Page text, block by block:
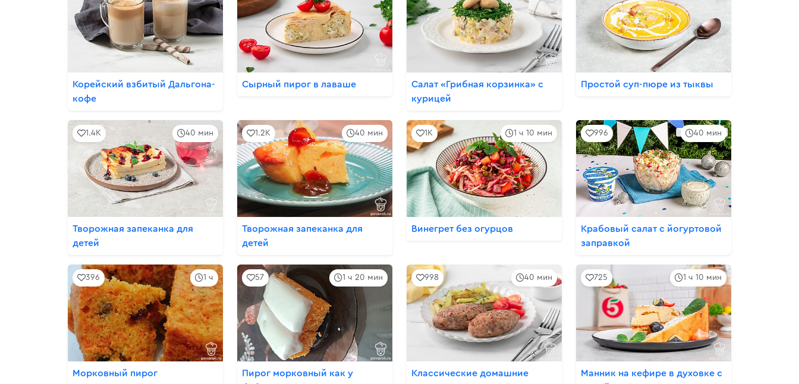
Корейский взбитый Дальгона-
кофе
Сырный пирог в лаваше
Салат «Грибная корзинка» с
курицей
Простой суп-пюре из тыквы
40 мин
1.4K
Творожная запеканка для
детей
40 мин
1.2K
Творожная запеканка для
детей
1 ч 10 мин
1K
Винегрет без огурцов
40 мин
996
Крабовый салат с йогуртовой
заправкой
1 ч
396
Морковный пирог
1 ч 20 мин
57
Пирог морковный как у
40 мин
998
Классические домашние
1 ч 10 мин
725
Манник на кефире в духовке с